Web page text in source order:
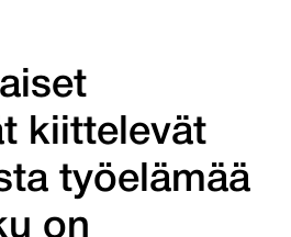
kiittelevät
työelämää
on